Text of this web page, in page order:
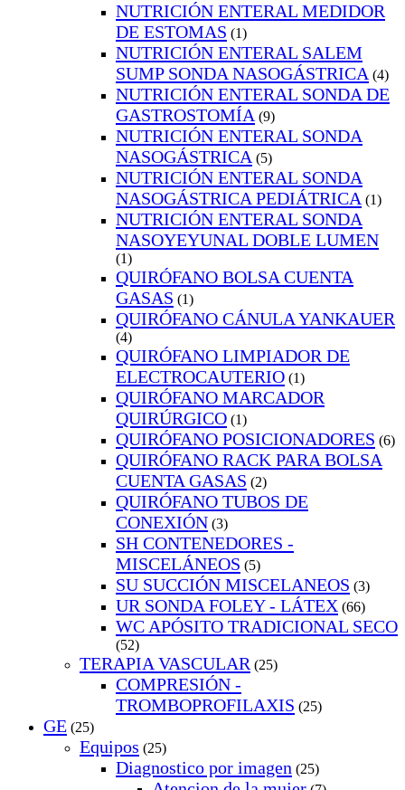
NUTRICIÓN ENTERAL MEDIDOR
DE ESTOMAS (1)
NUTRICIÓN ENTERAL SALEM
SUMP SONDA NASOGÁSTRICA (4)
NUTRICIÓN ENTERAL SONDA DE
GASTROSTOMÍA (9)
NUTRICIÓN ENTERAL SONDA
NASOGÁSTRICA (5)
NUTRICIÓN ENTERAL SONDA
NASOGÁSTRICA PEDIÁTRICA (1)
NUTRICIÓN ENTERAL SONDA
NASOYEYUNAL DOBLE LUMEN
(1)
QUIRÓFANO BOLSA CUENTA
GASAS (1)
QUIRÓFANO CÁNULA YANKAUER
(4)
QUIRÓFANO LIMPIADOR DE
ELECTROCAUTERIO (1)
QUIRÓFANO MARCADOR
QUIRÚRGICO (1)
QUIRÓFANO POSICIONADORES (6)
QUIRÓFANO RACK PARA BOLSA
CUENTA GASAS (2)
QUIRÓFANO TUBOS DE
CONEXIÓN (3)
SH CONTENEDORES -
MISCELÁNEOS (5)
SU SUCCIÓN MISCELANEOS (3)
UR SONDA FOLEY - LÁTEX (66)
WC APÓSITO TRADICIONAL SECO
(52)
TERAPIA VASCULAR (25)
COMPRESIÓN -
TROMBOPROFILAXIS (25)
GE (25)
Equipos (25)
Diagnostico por imagen (25)